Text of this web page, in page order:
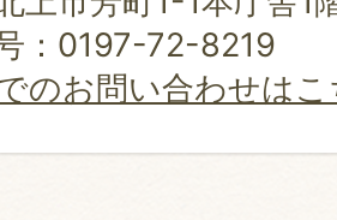
：0197-72-8219
のお問い合わせは